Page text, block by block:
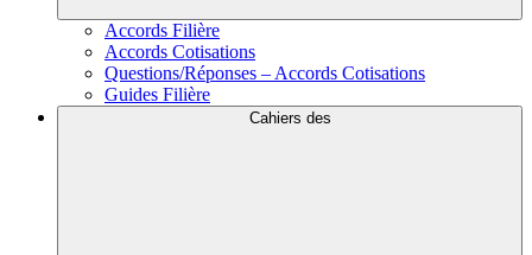
Accords Filière
Accords Cotisations
Questions/Réponses – Accords Cotisations
Guides Filière
Cahiers des